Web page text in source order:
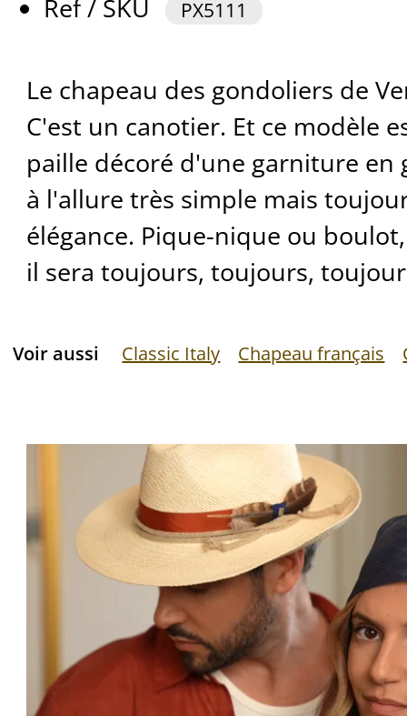
Ref / SKU PX5111
Le chapeau des gondoliers de
C'est un canotier. Et ce modèle
paille décoré d'une garniture en
à l'allure très simple mais
élégance. Pique-nique ou
il sera toujours, toujours,
Voir aussi Classic Italy Chapeau français